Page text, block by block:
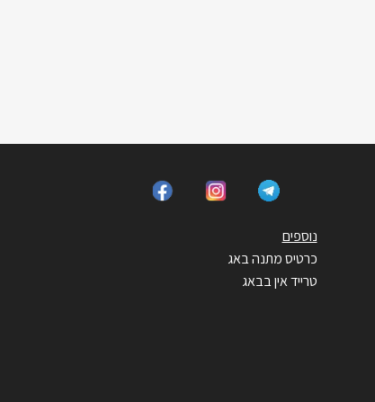
נוספים
כרטיס מתנה באג
טרייד אין בבאג